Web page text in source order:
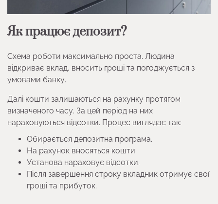
Як працює депозит?
Схема роботи максимально проста. Людина
відкриває вклад, вносить гроші та погоджується з
умовами банку.
Далі кошти залишаються на рахунку протягом
визначеного часу. За цей період на них
нараховуються відсотки. Процес виглядає так:
Обирається депозитна програма.
На рахунок вносяться кошти.
Установа нараховує відсотки.
Після завершення строку вкладник отримує свої
гроші та прибуток.